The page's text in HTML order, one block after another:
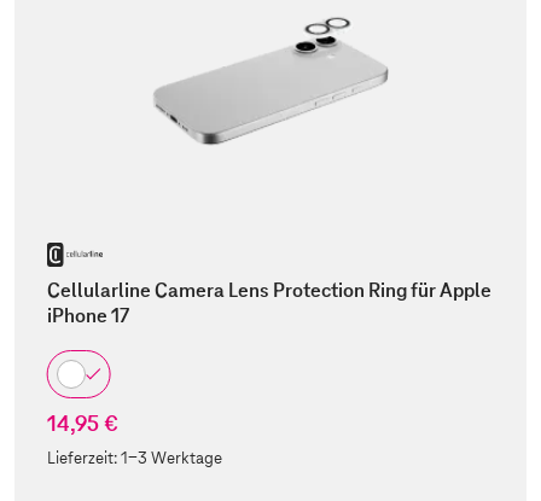
Cellularline Camera Lens Protection Ring für Apple
iPhone 17
14,95 €
Lieferzeit:1-3 Werktage